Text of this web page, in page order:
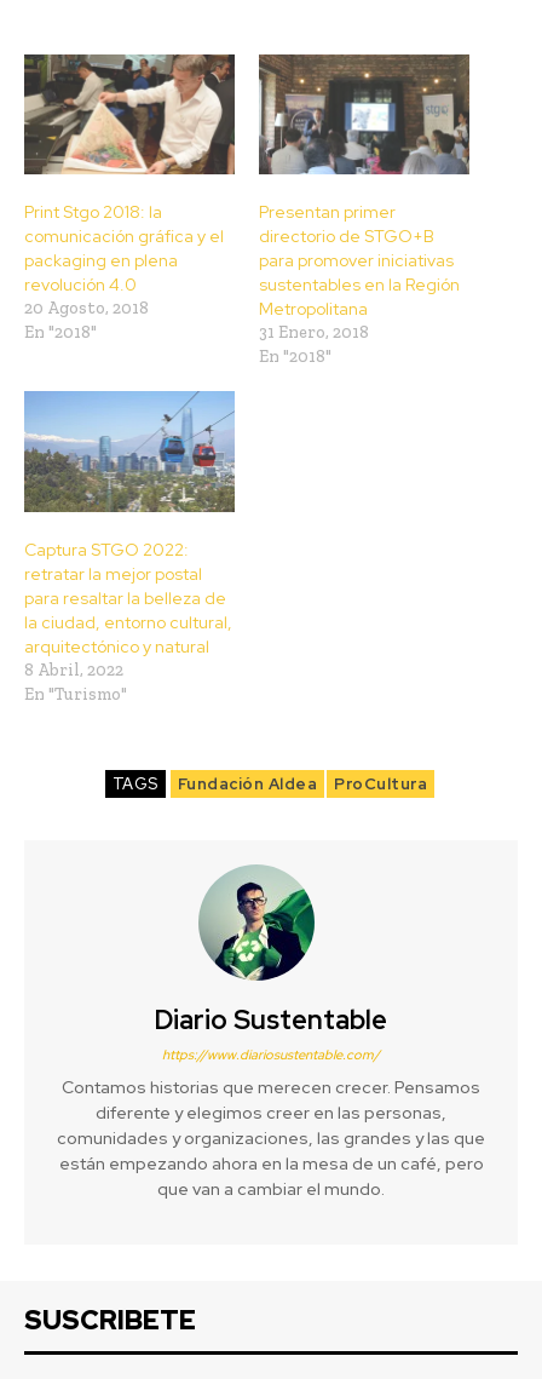
Print Stgo 2018: la
comunicación gráfica y el
packaging en plena
revolución 4.0
20 Agosto, 2018
En "2018"
Presentan primer
directorio de STGO+B
para promover iniciativas
sustentables en la Región
Metropolitana
31 Enero, 2018
En "2018"
Captura STGO 2022:
retratar la mejor postal
para resaltar la belleza de
la ciudad, entorno cultural,
arquitectónico y natural
8 Abril, 2022
En "Turismo"
TAGS Fundación Aldea ProCultura
Diario Sustentable
https://www.diariosustentable.com/
Contamos historias que merecen crecer. Pensamos
diferente y elegimos creer en las personas,
comunidades y organizaciones, las grandes y las que
están empezando ahora en la mesa de un café, pero
que van a cambiar el mundo.
SUSCRIBETE